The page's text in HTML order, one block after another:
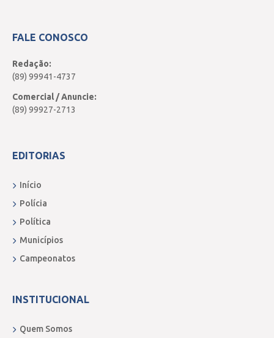
FALE CONOSCO
Redação:
(89) 99941-4737
Comercial / Anuncie:
(89) 99927-2713
EDITORIAS
Início
Polícia
Política
Municípios
Campeonatos
INSTITUCIONAL
Quem Somos